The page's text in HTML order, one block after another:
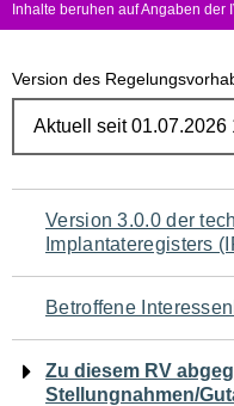
Inhalte beruhen auf Angaben der
Version des
Navigation
für
den
Seiteninhalt
Version 3.0.0 der
Implantateregisters
Betroffene
Zu diesem RV
Stellungnahmen/